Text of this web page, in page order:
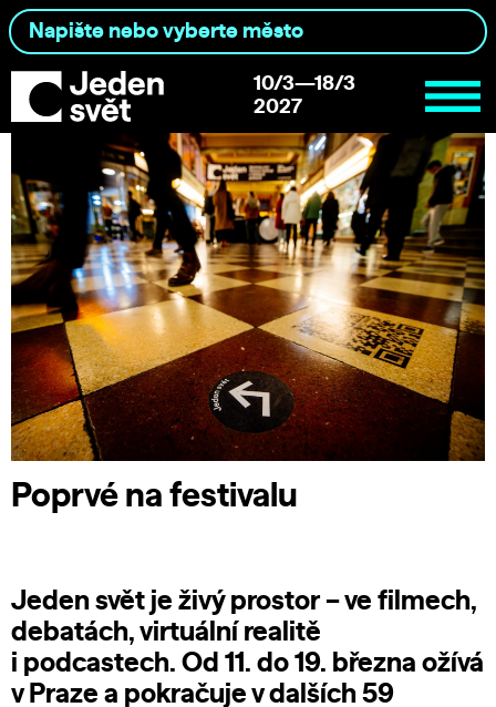
10/3—18/3
2027
Poprvé na festivalu
Jeden svět je živý prostor – ve filmech,
debatách, virtuální realitě
i podcastech. Od 11. do 19. března ožívá
v Praze a pokračuje v dalších 59